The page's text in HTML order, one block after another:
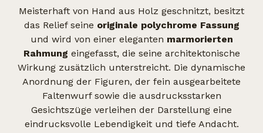
Meisterhaft von Hand aus Holz geschnitzt, besitzt
das Relief seine originale polychrome Fassung
und wird von einer eleganten marmorierten
Rahmung eingefasst, die seine architektonische
Wirkung zusätzlich unterstreicht. Die dynamische
Anordnung der Figuren, der fein ausgearbeitete
Faltenwurf sowie die ausdrucksstarken
Gesichtszüge verleihen der Darstellung eine
eindrucksvolle Lebendigkeit und tiefe Andacht.